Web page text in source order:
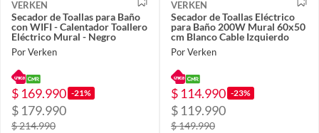
VERKEN
Secador de Toallas para Baño
con WIFI - Calentador Toallero
Eléctrico Mural - Negro
Por Verken
$ 169.990 -21%
$ 179.990
$ 214.990
VERKEN
Secador de Toallas Eléctrico
para Baño 200W Mural 60x50
cm Blanco Cable Izquierdo
Por Verken
$ 114.990 -23%
$ 119.990
$ 149.990